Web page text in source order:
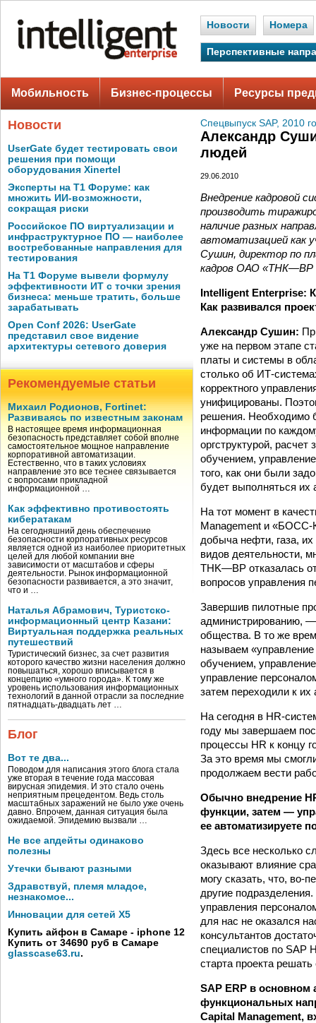
Новости Номера
Перспективные
Мобильность Бизнес-процессы Ресурсы
Новости
UserGate будет тестировать свои
решения при помощи
оборудования Xinertel
Эксперты на Т1 Форуме: как
множить ИИ-возможности,
сокращая риски
Российское ПО виртуализации и
инфраструктурное ПО — наиболее
востребованные направления для
тестирования
На Т1 Форуме вывели формулу
эффективности ИТ с точки зрения
бизнеса: меньше тратить, больше
зарабатывать
Open Conf 2026: UserGate
представил свое видение
архитектуры сетевого доверия
Рекомендуемые статьи
Михаил Родионов, Fortinet:
Развиваясь по известным законам
В настоящее время информационная
безопасность представляет собой вполне
самостоятельное мощное направление
корпоративной автоматизации.
Естественно, что в таких условиях
направление это все теснее связывается
с вопросами прикладной
информационной …
Как эффективно противостоять
кибератакам
На сегодняшний день обеспечение
безопасности корпоративных ресурсов
является одной из наиболее приоритетных
целей для любой компании вне
зависимости от масштабов и сферы
деятельности. Рынок информационной
безопасности развивается, а это значит,
что и …
Наталья Абрамович, Туристско-
информационный центр Казани:
Виртуальная поддержка реальных
путешествий
Туристический бизнес, за счет развития
которого качество жизни населения должно
повышаться, хорошо вписывается в
концепцию «умного города». К тому же
уровень использования информационных
технологий в данной отрасли за последние
пятнадцать-двадцать лет …
Блог
Вот те два...
Поводом для написания этого блога стала
уже вторая в течение года массовая
вирусная эпидемия. И это стало очень
неприятным прецедентом. Ведь столь
масштабных заражений не было уже очень
давно. Впрочем, данная ситуация была
ожидаемой. Эпидемию вызвали …
Не все апдейты одинаково
полезны
Утечки бывают разными
Здравствуй, племя младое,
незнакомое...
Инновации для сетей X5
Купить айфон в Самаре - iphone 12
Купить от 34690 руб в Самаре
glasscase63.ru.
Спецвыпуск SAP, 2010
Александр
людей
29.06.2010
Внедрение кадровой
производить
наличие разных
автоматизацией как
Сушин, директор по
кадров ОАО «ТНК—ВР
Intelligent Enterprise:
Как развивался
Александр Сушин:
уже на первом этапе
платы и системы в
столько об
корректного
унифицированы.
решения. Необходимо
информации по
оргструктурой,
обучением,
того, как они были
будет выполняться их
На тот момент в
Management и
добыча нефти, газа,
видов деятельности,
THK—BP отказалась
вопросов управления
Завершив пилотные
администрированию, —
общества. В то же
называем
обучением,
управление
затем переходили к их
На сегодня в
году мы завершаем
процессы HR к концу
За это время мы
продолжаем вести
Обычно внедрение
функции, затем —
ее автоматизируете
Здесь все несколько
оказывают влияние
могу сказать, что,
другие
управления
для нас не оказался
консультантов
специалистов по SAP
старта проекта
SAP ERP в
функциональных
Capital Management,